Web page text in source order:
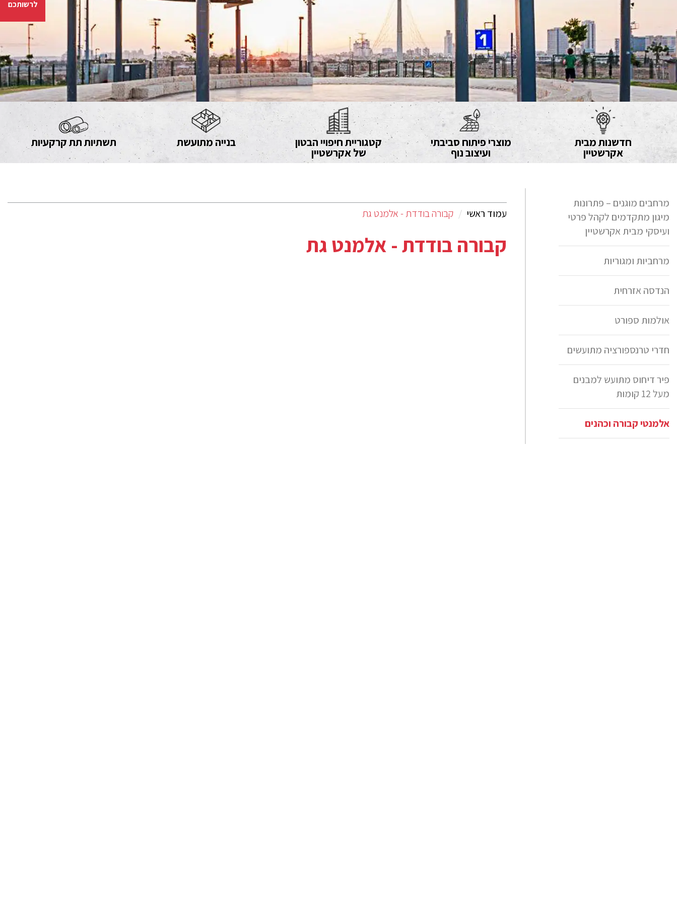
חדשנות מבית
אקרשטיין
מוצרי פיתוח סביבתי
ועיצוב נוף
קטגוריית חיפויי הבטון
של אקרשטיין
בנייה מתועשת תשתיות תת קרקעיות
מרחבים מוגנים – פתרונות
מיגון מתקדמים לקהל פרטי
ועיסקי מבית אקרשטיין
מרחביות ומגוריות
הנדסה אזרחית
אולמות ספורט
חדרי טרנספורציה מתועשים
פיר דיחוס מתועש למבנים
מעל 12 קומות
אלמנטי קבורה וכהנים
עמוד ראשי קבורה בודדת - אלמנט גת
קבורה בודדת - אלמנט גת
לרשותכם